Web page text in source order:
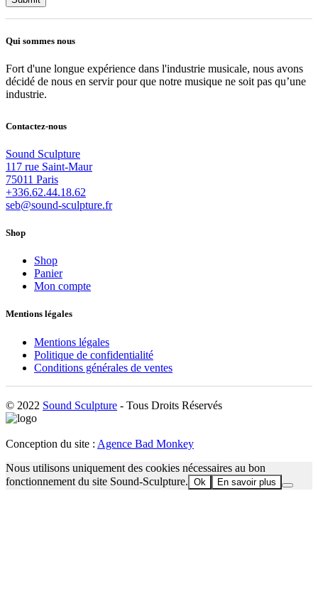
Qui sommes nous
Fort d'une longue expérience dans l'industrie musicale, nous avons
décidé de nous en servir pour que notre musique ne soit pas qu’une
industrie.
Contactez-nous
Sound Sculpture
117 rue Saint-Maur
75011 Paris
+336.62.44.18.62
seb@sound-sculpture.fr
Shop
Shop
Panier
Mon compte
Mentions légales
Mentions légales
Politique de confidentialité
Conditions générales de ventes
© 2022 Sound Sculpture - Tous Droits Réservés
Conception du site : Agence Bad Monkey
Nous utilisons uniquement des cookies nécessaires au bon
fonctionnement du site Sound-Sculpture. Ok En savoir plus